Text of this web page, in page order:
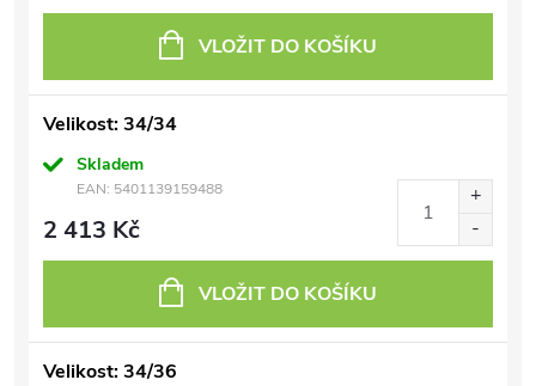
VLOŽIT DO KOŠÍKU
Velikost: 34/34
Skladem
EAN: 5401139159488
2 413 Kč
VLOŽIT DO KOŠÍKU
Velikost: 34/36